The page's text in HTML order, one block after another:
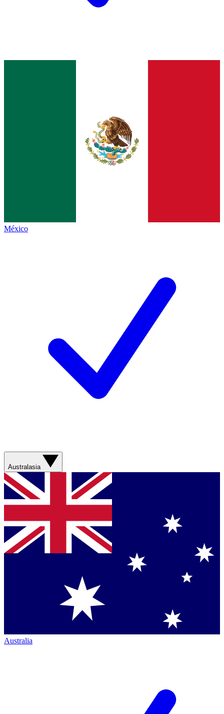
México
Australasia
Australia